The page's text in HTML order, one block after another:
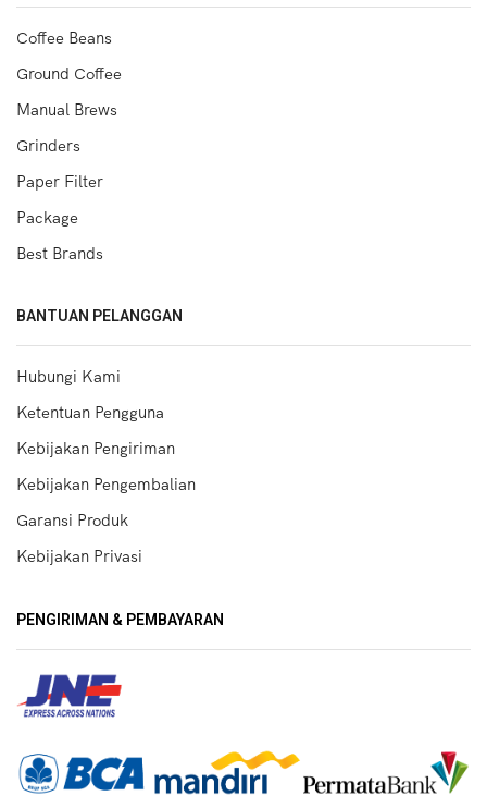
Coffee Beans
Ground Coffee
Manual Brews
Grinders
Paper Filter
Package
Best Brands
BANTUAN PELANGGAN
Hubungi Kami
Ketentuan Pengguna
Kebijakan Pengiriman
Kebijakan Pengembalian
Garansi Produk
Kebijakan Privasi
PENGIRIMAN & PEMBAYARAN